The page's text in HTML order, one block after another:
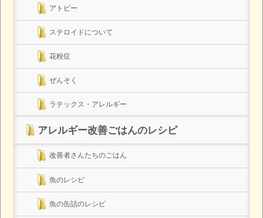
アトピー
ステロイドについて
花粉症
ぜんそく
ラテックス・アレルギー
アレルギー改善ごはんのレシピ
改善者さんたちのごはん
魚のレシピ
魚の缶詰のレシピ